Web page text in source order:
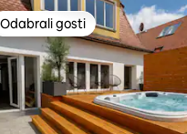
gosti”
Odabrali gosti
Odabrali gosti